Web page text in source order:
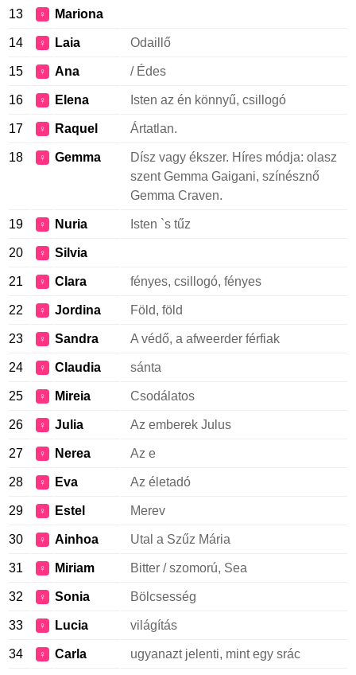
13 ♀ Mariona
14 ♀ Laia Odaillő
15 ♀ Ana / Édes
16 ♀ Elena Isten az én könnyű, csillogó
17 ♀ Raquel Ártatlan.
18 ♀ Gemma
Dísz vagy ékszer. Híres módja: olasz
szent Gemma Gaigani, színésznő
Gemma Craven.
19 ♀ Nuria Isten `s tűz
20 ♀ Silvia
21 ♀ Clara fényes, csillogó, fényes
22 ♀ Jordina Föld, föld
23 ♀ Sandra A védő, a afweerder férfiak
24 ♀ Claudia sánta
25 ♀ Mireia Csodálatos
26 ♀ Julia Az emberek Julus
27 ♀ Nerea Az e
28 ♀ Eva Az életadó
29 ♀ Estel Merev
30 ♀ Ainhoa Utal a Szűz Mária
31 ♀ Miriam Bitter / szomorú, Sea
32 ♀ Sonia Bölcsesség
33 ♀ Lucia világítás
34 ♀ Carla ugyanazt jelenti, mint egy srác